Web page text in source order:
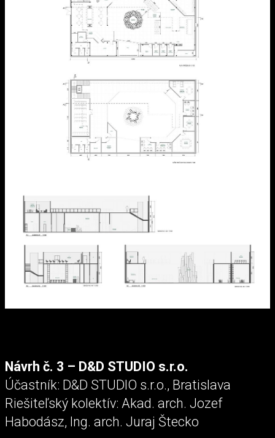
Návrh č. 3 – D&D STUDIO s.r.o.
Účastník: D&D STUDIO s.r.o., Bratislava
Riešiteľský kolektív: Akad. arch. Jozef
Habodász, Ing. arch. Juraj Štecko